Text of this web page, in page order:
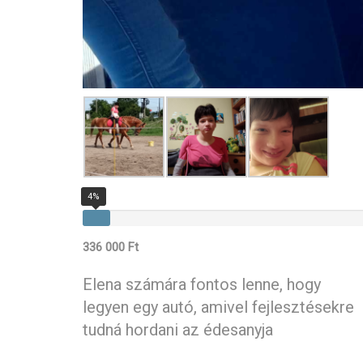
4%
336 000 Ft
Elena számára fontos lenne, hogy
legyen egy autó, amivel fejlesztésekre
tudná hordani az édesanyja